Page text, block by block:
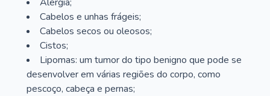
Cabelos e unhas frágeis;
Cabelos secos ou oleosos;
Cistos;
Lipomas: um tumor do tipo benigno que pode se
desenvolver em várias regiões do corpo, como
pescoço, cabeça e pernas;